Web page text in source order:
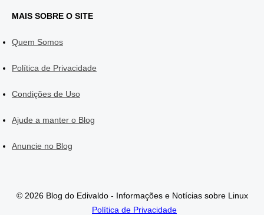
MAIS SOBRE O SITE
Quem Somos
Política de Privacidade
Condições de Uso
Ajude a manter o Blog
Anuncie no Blog
© 2026 Blog do Edivaldo - Informações e Notícias sobre Linux
Política de Privacidade